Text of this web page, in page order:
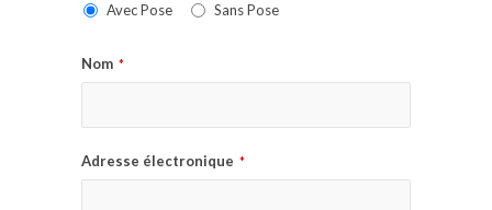
Avec Pose Sans Pose
Nom *
Adresse électronique *